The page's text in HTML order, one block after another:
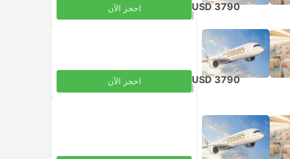
USD 3790 احجز الآن
USD 3790 احجز الآن